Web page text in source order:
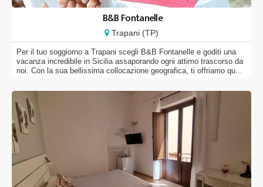
B&B Fontanelle
Trapani (TP)
Per il tuo soggiorno a Trapani scegli B&B Fontanelle e goditi una
vacanza incredibile in Sicilia assaporando ogni attimo trascorso da
noi. Con la sua bellissima collocazione geografica, ti offriamo qu...